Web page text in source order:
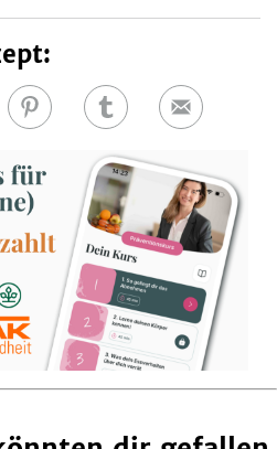
Auf
teilen
Auf
teilen
E-